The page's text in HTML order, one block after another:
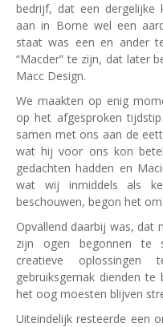
bedrijf, dat een dergelijke
aan in Borne wel een
staat was een en ander
“Macder” te zijn, dat later
Macc Design.
We maakten op enig
op het afgesproken
samen met ons aan de
wat hij voor ons kon
gedachten hadden en
wat wij inmiddels als
beschouwen, begon het
Opvallend daarbij was, dat
zijn ogen begonnen te
creatieve
gebruiksgemak dienden
het oog moesten blijven
Uiteindelijk resteerde een